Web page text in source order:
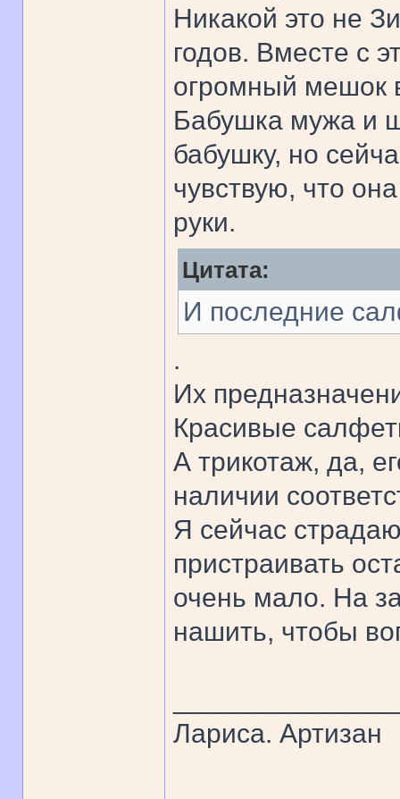
Никакой это не
годов. Вместе с
огромный мешок
Бабушка мужа и
бабушку, но
чувствую, что
руки.
Цитата:
И последние
.
Их
Красивые
А трикотаж, да,
наличии
Я сейчас
пристраивать
очень мало. На
нашить, чтобы
Лариса. Артизан